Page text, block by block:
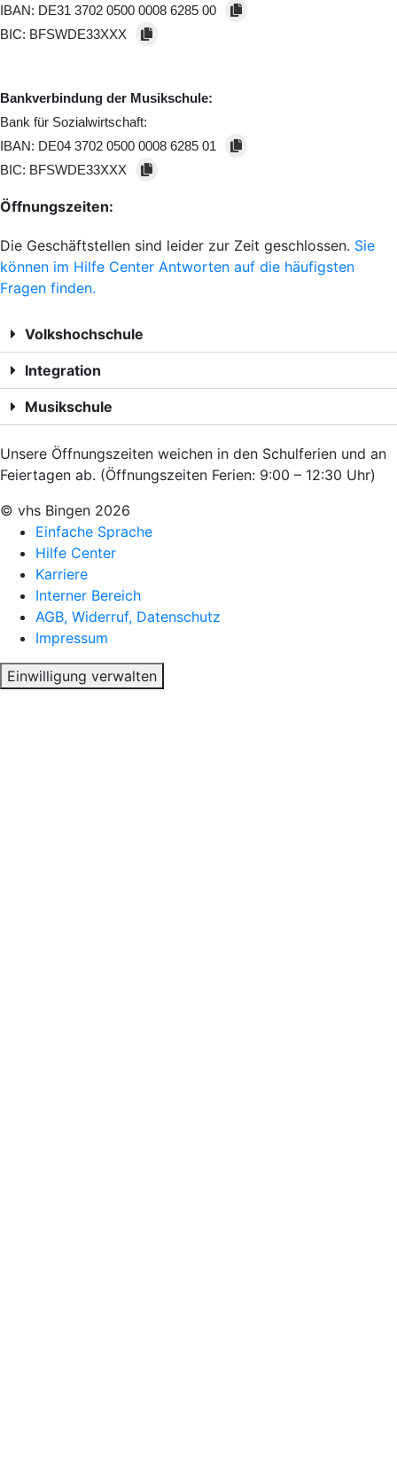
IBAN: DE31 3702 0500 0008 6285 00
BIC: BFSWDE33XXX
Bankverbindung der Musikschule:
Bank für Sozialwirtschaft:
IBAN: DE04 3702 0500 0008 6285 01
BIC: BFSWDE33XXX
Öffnungszeiten:
Die Geschäftstellen sind leider zur Zeit geschlossen. Sie
können im Hilfe Center Antworten auf die häufigsten
Fragen finden.
Volkshochschule
Integration
Musikschule
Unsere Öffnungszeiten weichen in den Schulferien und an
Feiertagen ab. (Öffnungszeiten Ferien: 9:00 – 12:30 Uhr)
© vhs Bingen 2026
Einfache Sprache
Hilfe Center
Karriere
Interner Bereich
AGB, Widerruf, Datenschutz
Impressum
Einwilligung verwalten